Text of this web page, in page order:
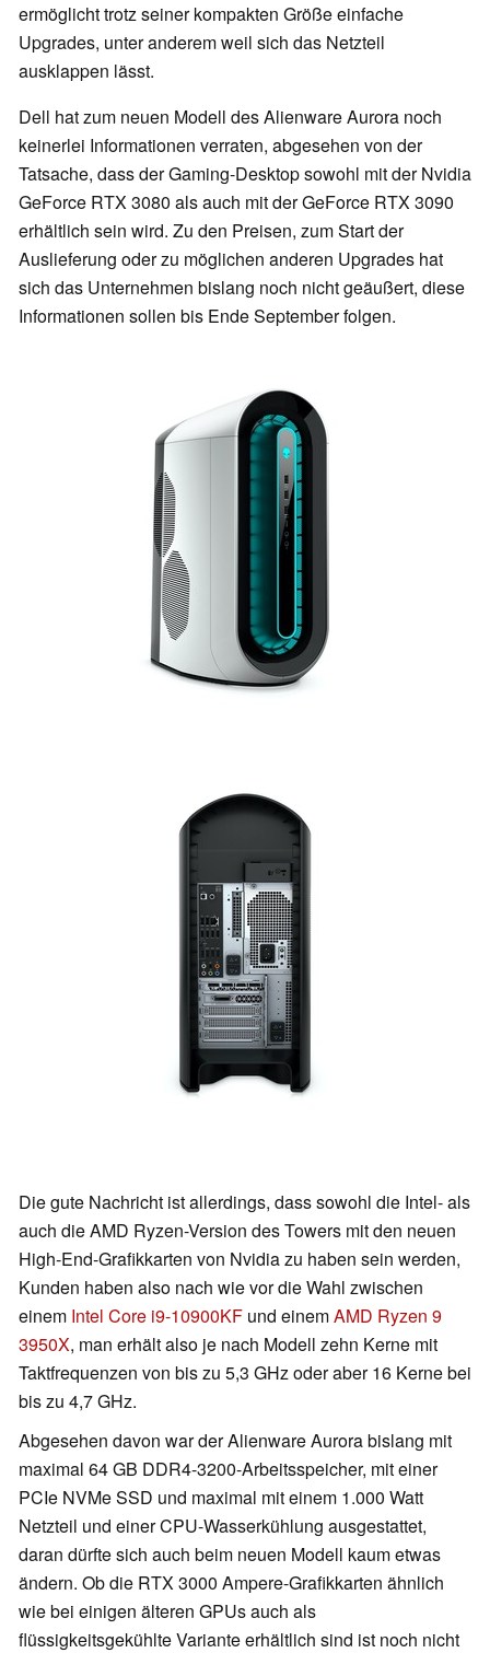
ermöglicht trotz seiner kompakten Größe einfache
Upgrades, unter anderem weil sich das Netzteil
ausklappen lässt.
Dell hat zum neuen Modell des Alienware Aurora noch
keinerlei Informationen verraten, abgesehen von der
Tatsache, dass der Gaming-Desktop sowohl mit der Nvidia
GeForce RTX 3080 als auch mit der GeForce RTX 3090
erhältlich sein wird. Zu den Preisen, zum Start der
Auslieferung oder zu möglichen anderen Upgrades hat
sich das Unternehmen bislang noch nicht geäußert, diese
Informationen sollen bis Ende September folgen.
Die gute Nachricht ist allerdings, dass sowohl die Intel- als
auch die AMD Ryzen-Version des Towers mit den neuen
High-End-Grafikkarten von Nvidia zu haben sein werden,
Kunden haben also nach wie vor die Wahl zwischen
einem Intel Core i9-10900KF und einemAMD Ryzen 9
3950X, man erhält also je nach Modell zehn Kerne mit
Taktfrequenzen von bis zu 5,3 GHz oder aber 16 Kerne bei
bis zu 4,7 GHz.
Abgesehen davon war der Alienware Aurora bislang mit
maximal 64 GB DDR4-3200-Arbeitsspeicher, mit einer
PCIe NVMe SSD und maximal mit einem 1.000 Watt
Netzteil und einer CPU-Wasserkühlung ausgestattet,
daran dürfte sich auch beim neuen Modell kaum etwas
ändern. Ob die RTX 3000 Ampere-Grafikkarten ähnlich
wie bei einigen älteren GPUs auch als
flüssigkeitsgekühlte Variante erhältlich sind ist noch nicht